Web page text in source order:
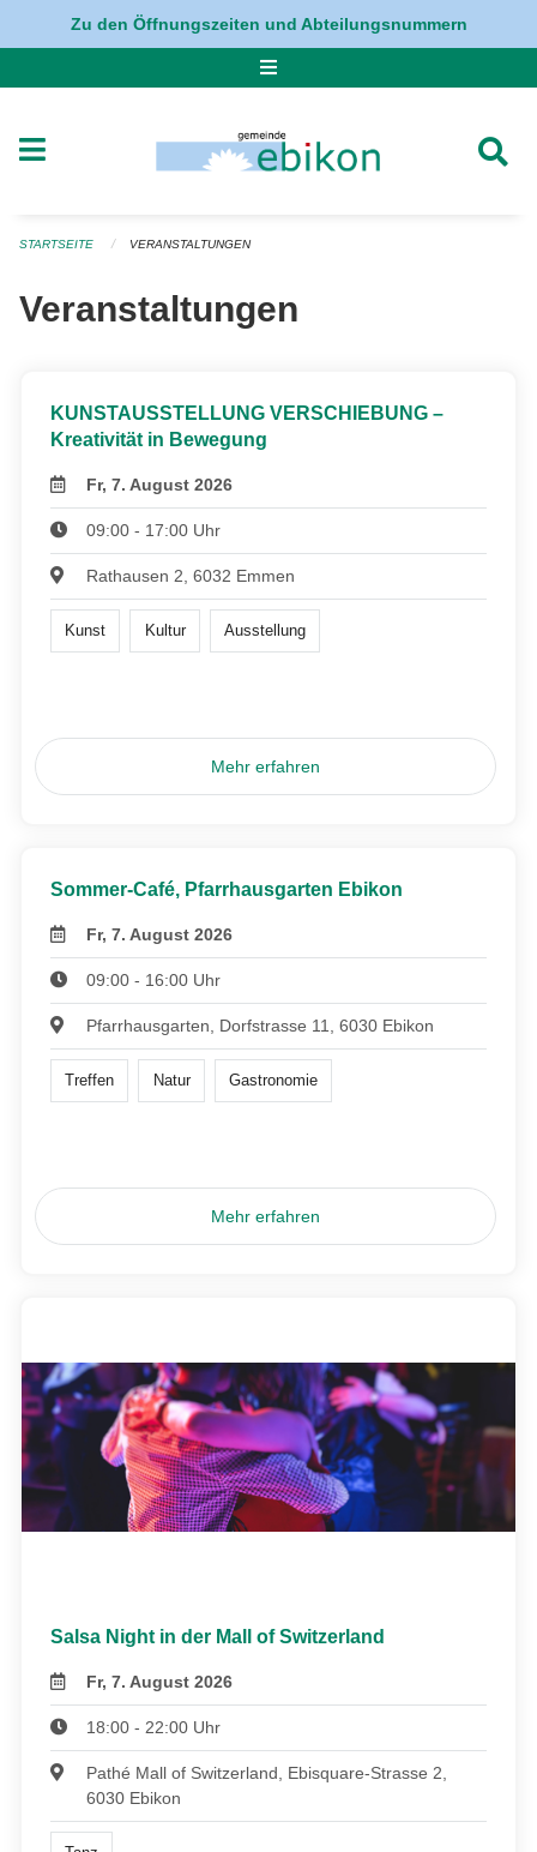
Navigation überspringen
Zu den Öffnungszeiten und Abteilungsnummern
STARTSEITE VERANSTALTUNGEN
Veranstaltungen
KUNSTAUSSTELLUNG VERSCHIEBUNG –
Kreativität in Bewegung
Fr, 7. August 2026
09:00 - 17:00 Uhr
Rathausen 2, 6032 Emmen
Kunst Kultur Ausstellung
Mehr erfahren
Sommer-Café, Pfarrhausgarten Ebikon
Fr, 7. August 2026
09:00 - 16:00 Uhr
Pfarrhausgarten, Dorfstrasse 11, 6030 Ebikon
Treffen Natur Gastronomie
Mehr erfahren
Salsa Night in der Mall of Switzerland
Fr, 7. August 2026
18:00 - 22:00 Uhr
Pathé Mall of Switzerland, Ebisquare-Strasse 2,
6030 Ebikon